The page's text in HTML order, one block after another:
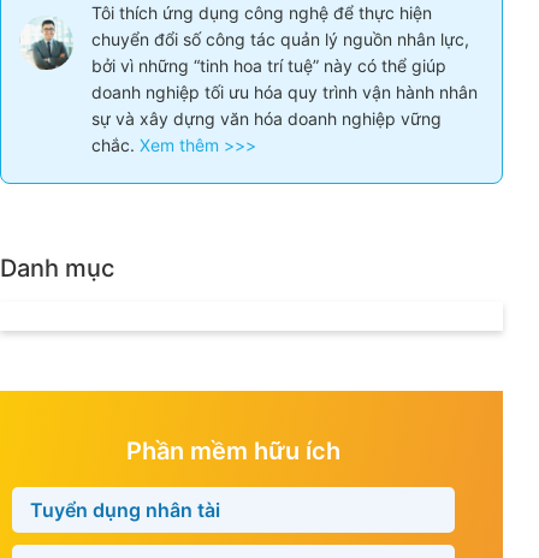
Tôi thích ứng dụng công nghệ để thực hiện
chuyển đổi số công tác quản lý nguồn nhân lực,
bởi vì những “tinh hoa trí tuệ” này có thể giúp
doanh nghiệp tối ưu hóa quy trình vận hành nhân
sự và xây dựng văn hóa doanh nghiệp vững
chắc.Xem thêm >>>
Danh mục
Phần mềm hữu ích
Tuyển dụng nhân tài